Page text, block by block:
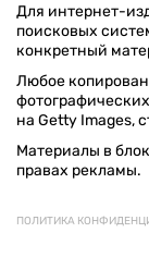
Для интернет-
поисковых
конкретный
Любое
на Getty Images,
Материалы в
правах рекламы.
ПОЛИТИКА
© 1994–2026